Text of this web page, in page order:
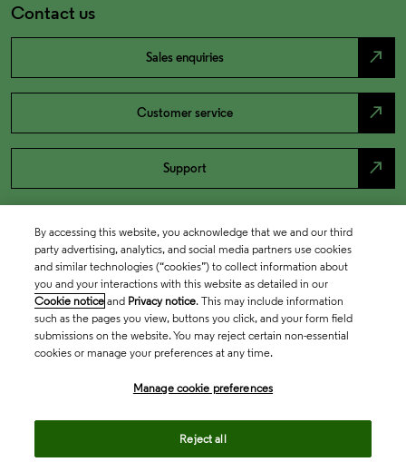
Contact us
Sales enquiries north_east
Customer service north_east
Support north_east
By accessing this website, you acknowledge that we and our third
party advertising, analytics, and social media partners use cookies
and similar technologies (“cookies”) to collect information about
you and your interactions with this website as detailed in our
Cookie notice and Privacy notice. This may include information
such as the pages you view, buttons you click, and your form field
submissions on the website. You may reject certain non-essential
cookies or manage your preferences at any time.
Manage cookie preferences
Reject all